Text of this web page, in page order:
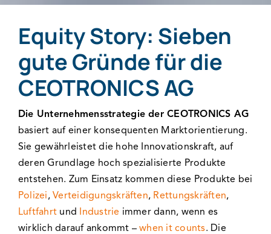
Equity Story: Sieben
gute Gründe für die
CEOTRONICS AG
Die Unternehmensstrategie der CEOTRONICS AG
basiert auf einer konsequenten Marktorientierung.
Sie gewährleistet die hohe Innovationskraft, auf
deren Grundlage hoch spezialisierte Produkte
entstehen. Zum Einsatz kommen diese Produkte bei
Polizei,Verteidigungskräften, Rettungskräften,
Luftfahrt und Industrie immer dann, wenn es
wirklich darauf ankommt –when it counts. Die